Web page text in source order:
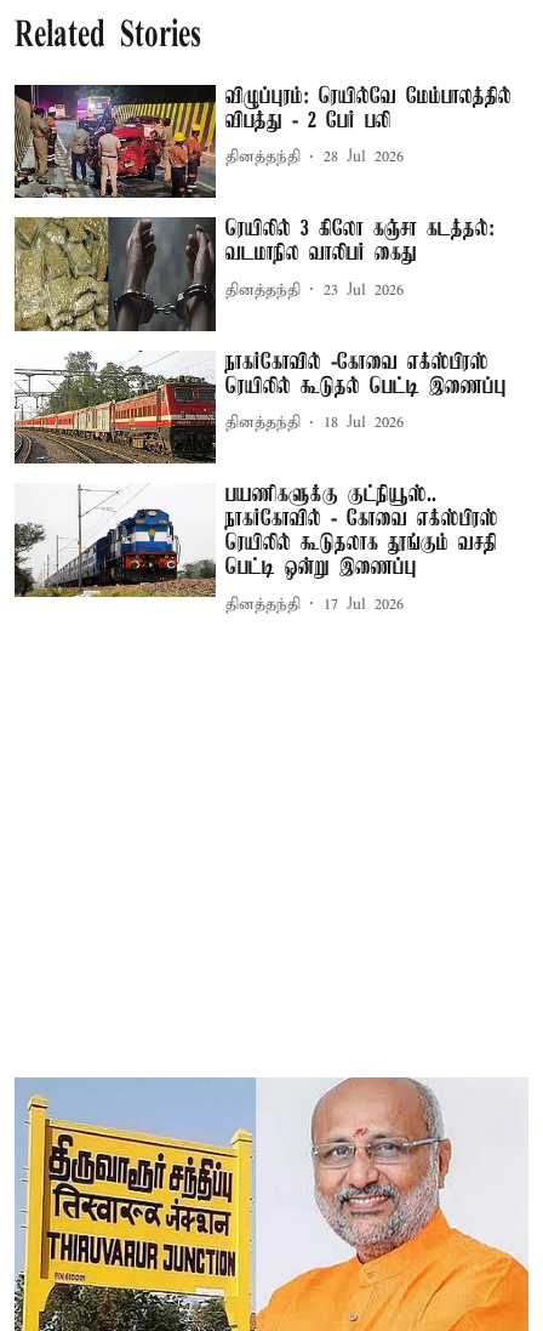
Related Stories
விழுப்புரம்: ரெயில்வே மேம்பாலத்தில்
விபத்து - 2 பேர் பலி
தினத்தந்தி 28 Jul 2026
ரெயிலில் 3 கிலோ கஞ்சா கடத்தல்:
வடமாநில வாலிபர் கைது
தினத்தந்தி 23 Jul 2026
நாகர்கோவில் -கோவை எக்ஸ்பிரஸ்
ரெயிலில் கூடுதல் பெட்டி இணைப்பு
தினத்தந்தி 18 Jul 2026
பயணிகளுக்கு குட்நியூஸ்..
நாகர்கோவில் - கோவை எக்ஸ்பிரஸ்
ரெயிலில் கூடுதலாக தூங்கும் வசதி
பெட்டி ஒன்று இணைப்பு
தினத்தந்தி 17 Jul 2026